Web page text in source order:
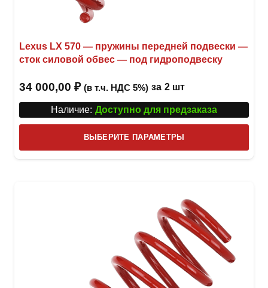
Lexus LX 570 — пружины передней подвески —
сток силовой обвес — под гидроподвеску
34 000,00 ₽ (в т.ч. НДС 5%) за 2 шт
Наличие: Доступно для предзаказа
ВЫБЕРИТЕ ПАРАМЕТРЫ
товар